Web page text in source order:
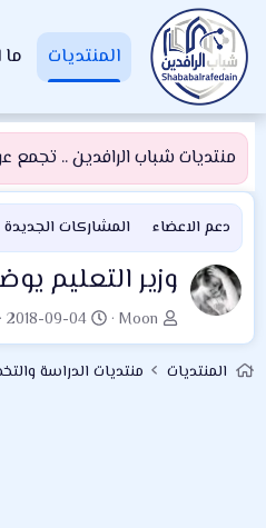
المنتديات ما
منتديات شباب الرافدين .. تجمع
دعم الاعضاء المشاركات الجديدة
وزير التعليم
ب
ا
د
Moon
ت
ا
ر
2018-09-04
المنتديات منتديات الدراسة